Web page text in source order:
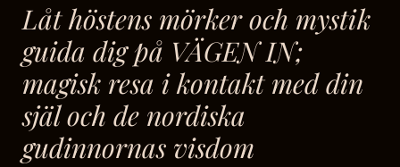
Låt höstens mörker och mystik
guida dig på VÄGEN IN;
magisk resa i kontakt med din
själ och de nordiska
gudinnornas visdom